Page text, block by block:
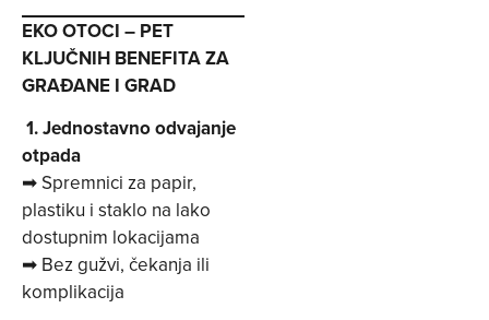
EKO OTOCI – PET
KLJUČNIH BENEFITA ZA
GRAĐANE I GRAD
1. Jednostavno odvajanje
otpada
➡ Spremnici za papir,
plastiku i staklo na lako
dostupnim lokacijama
➡ Bez gužvi, čekanja ili
komplikacija